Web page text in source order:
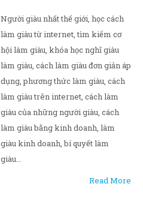
Người giàu nhất thế giới, học cách
làm giàu từ internet, tìm kiếm cơ
hội làm giàu, khóa học nghĩ giàu
làm giàu, cách làm giàu đơn giản áp
dụng, phương thức làm giàu, cách
làm giàu trên internet, cách làm
giàu của những người giàu, cách
làm giàu bằng kinh doanh, làm
giàu kinh doanh, bí quyết làm
giàu...
Read More